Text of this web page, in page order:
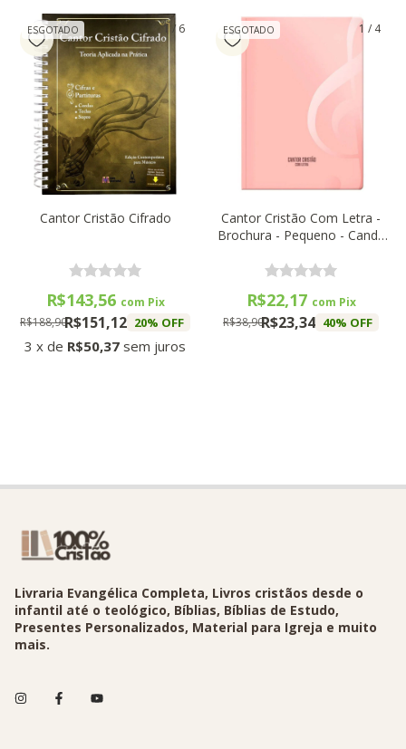
1 / 6
ESGOTADO
Cantor Cristão Cifrado
R$151,12
R$188,90 20% OFF
3 x de R$50,37 sem juros
R$143,56 com Pix
1 / 4
ESGOTADO
Cantor Cristão Com Letra -
Brochura - Pequeno - Candy
R$23,34
R$38,90 40% OFF
R$22,17 com Pix
Livraria Evangélica Completa, Livros cristãos desde o
infantil até o teológico, Bíblias, Bíblias de Estudo,
Presentes Personalizados, Material para Igreja e muito
mais.